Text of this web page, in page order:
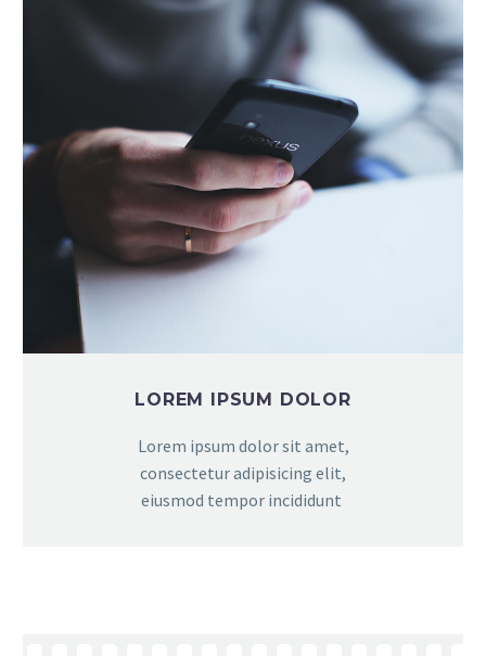
LOREM IPSUM DOLOR
Lorem ipsum dolor sit amet,
consectetur adipisicing elit,
eiusmod tempor incididunt